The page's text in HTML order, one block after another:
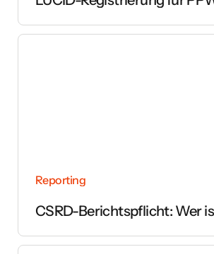
Reporting
CSRD-Berichtspflicht: Wer